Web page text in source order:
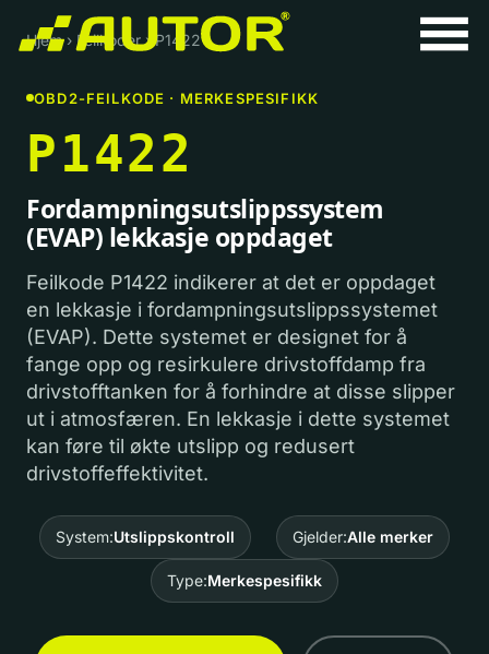
Hjem› Feilkoder› P1422
OBD2-FEILKODE · MERKESPESIFIKK
P1422
Fordampningsutslippssystem
(EVAP) lekkasje oppdaget
Feilkode P1422 indikerer at det er oppdaget
en lekkasje i fordampningsutslippssystemet
(EVAP). Dette systemet er designet for å
fange opp og resirkulere drivstoffdamp fra
drivstofftanken for å forhindre at disse slipper
ut i atmosfæren. En lekkasje i dette systemet
kan føre til økte utslipp og redusert
drivstoffeffektivitet.
System:Utslippskontroll Gjelder:Alle merker
Type:Merkespesifikk